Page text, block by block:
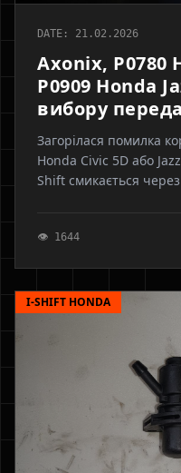
DATE: 21.02.2026
Axonix, P0780
P0909 Honda
вибору
Загорілася помилка
Honda Civic 5D або
Shift смикається
вирішити проблему.
👁 1644
I-SHIFT HONDA